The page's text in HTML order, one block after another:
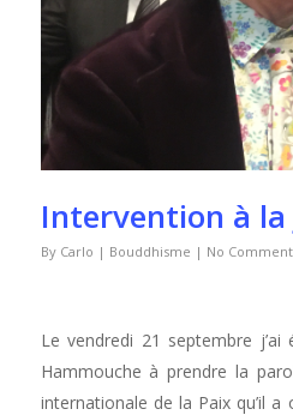
Intervention à
By Carlo | Bouddhisme | No
Le ven­dre­di 21 sep­tem­bre
Ham­mouche à pren­dre la
inter­na­tionale de la Paix qu’il a